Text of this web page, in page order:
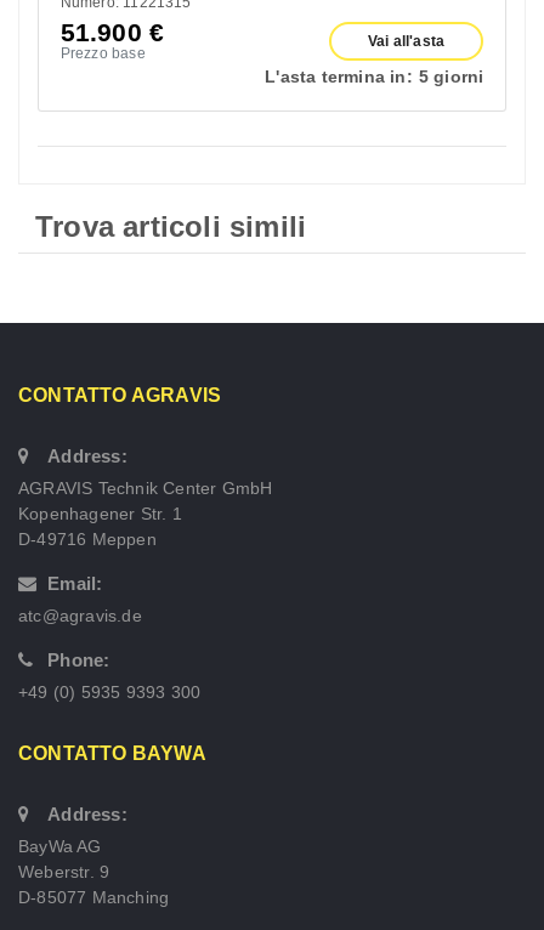
51.900 €
Prezzo base
Vai all'asta
L'asta termina in: 5 giorni
Trova articoli simili
CONTATTO AGRAVIS
Address:
AGRAVIS Technik Center GmbH
Kopenhagener Str. 1
D-49716 Meppen
Email:
atc@agravis.de
Phone:
+49 (0) 5935 9393 300
CONTATTO BAYWA
Address:
BayWa AG
Weberstr. 9
D-85077 Manching